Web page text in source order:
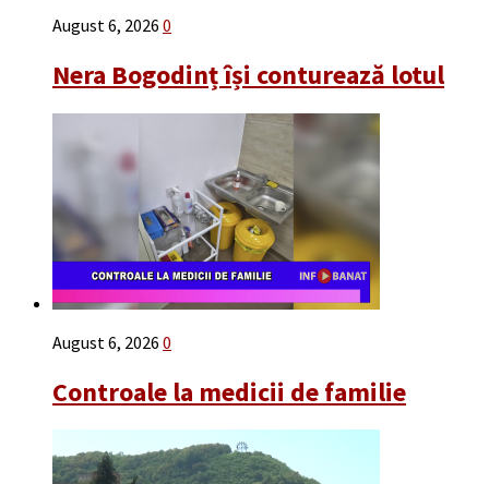
August 6, 2026 0
Nera Bogodinț își conturează lotul
August 6, 2026 0
Controale la medicii de familie